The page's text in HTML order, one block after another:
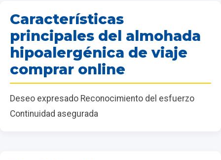
Características
principales del almohada
hipoalergénica de viaje
comprar online
Deseo expresado Reconocimiento del esfuerzo
Continuidad asegurada